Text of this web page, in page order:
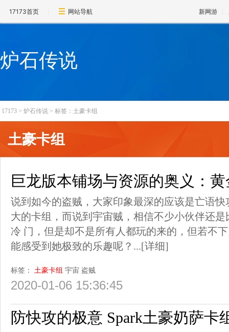
17173首页 网站导航 新网游
炉石传说
17173 > 炉石传说 > 标签：土豪卡组
土豪卡组
巨龙版本铺场与资源的奥义：
说到如今的盗贼，大家印象最深的应该是亡语
大的卡组，而说到宇宙贼，相信不少小伙伴还
冷 门，但是却不是所有人都玩的来的，但若不
能感受到她极致的乐趣呢？...[详细]
标签： 土豪卡组 宇宙 盗贼
2020-01-06 15:36:45
防快攻的极意 Spark土豪奶萨卡